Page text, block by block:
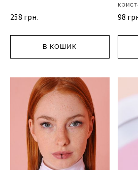
258 грн.
В КОШИК
98